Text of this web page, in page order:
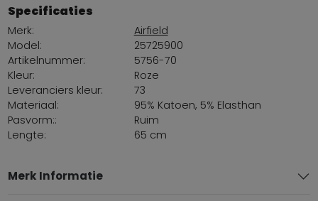
Specificaties
Merk:
Airfield
Model:
25725900
Artikelnummer:
5756-70
Kleur:
Roze
Leveranciers kleur:
73
Materiaal:
95% Katoen, 5% Elasthan
Pasvorm::
Ruim
Lengte:
65 cm
Merk Informatie